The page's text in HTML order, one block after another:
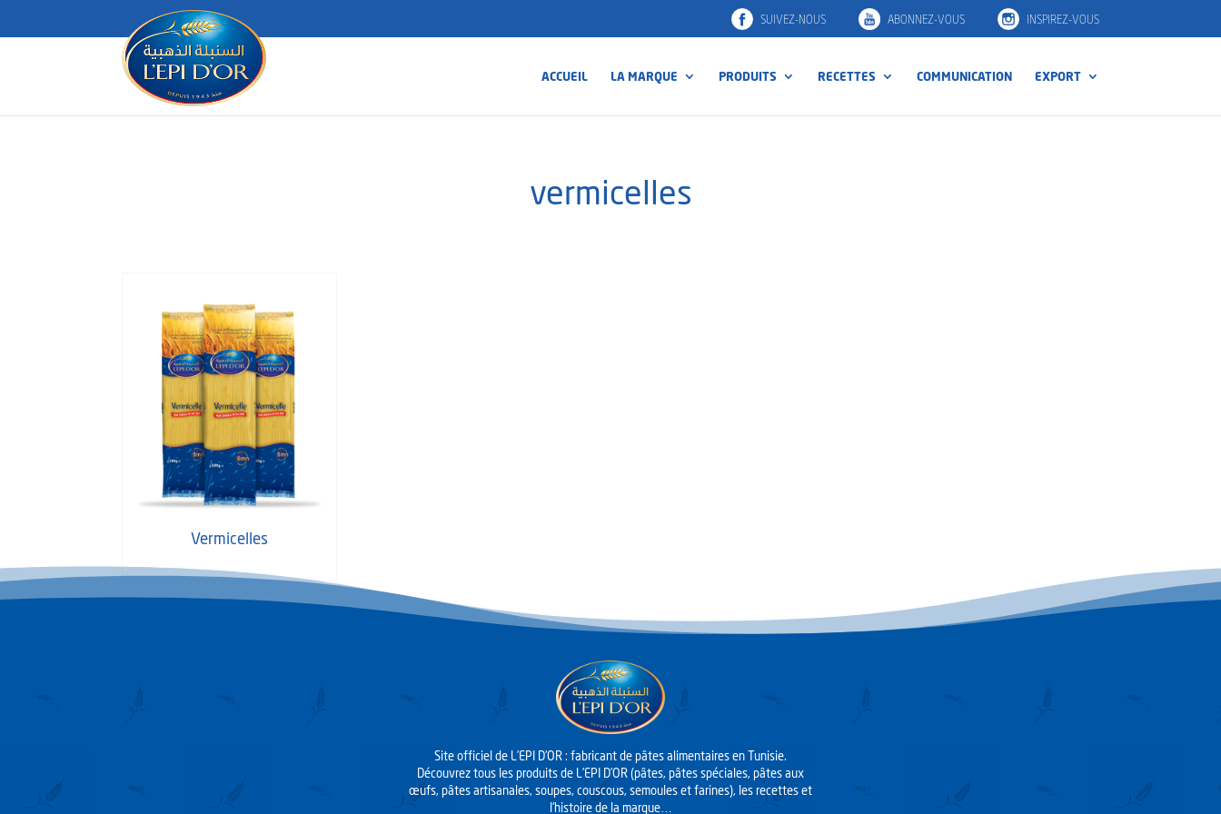
SUIVEZ-NOUS ABONNEZ-VOUS INSPIREZ-VOUS
ACCUEIL LA MARQUE PRODUITS RECETTES COMMUNICATION EXPORT
vermicelles
Vermicelles
Site officiel de L’EPI D’OR : fabricant de pâtes alimentaires en Tunisie.
Découvrez tous les produits de L’EPI D’OR (pâtes, pâtes spéciales, pâtes aux
œufs, pâtes artisanales, soupes, couscous, semoules et farines), les recettes et
l’histoire de la marque…